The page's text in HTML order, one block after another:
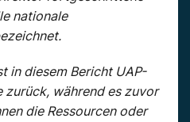
nationale
in diesem Bericht UAP-
zurück, während es zuvor
die Ressourcen oder